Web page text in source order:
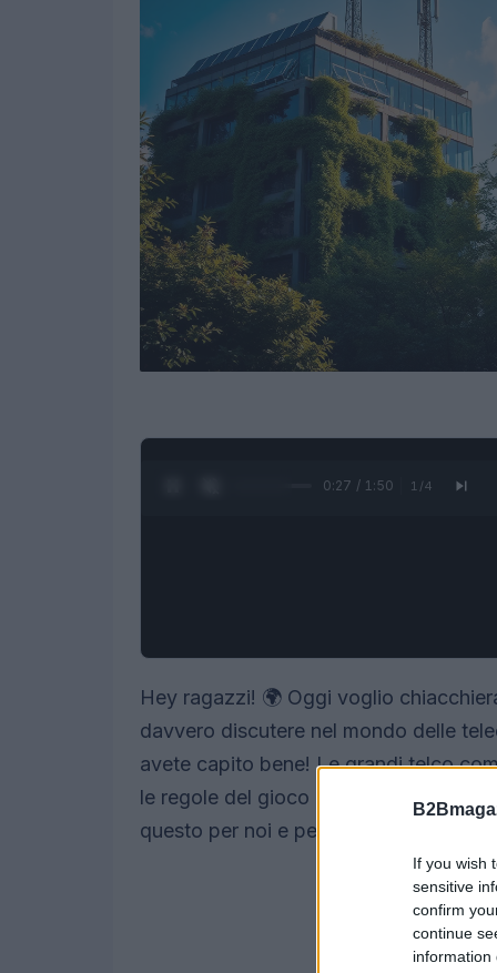
If you wish
sensitive
confirm
continue
information
0:28 / 1:50 1 /4
Hey ragazzi! 🌍 Oggi voglio
davvero discutere nel mondo delle
avete capito bene! Le grandi telco
le regole del gioco e abbracciando
questo per noi e per il nostro pianeta?